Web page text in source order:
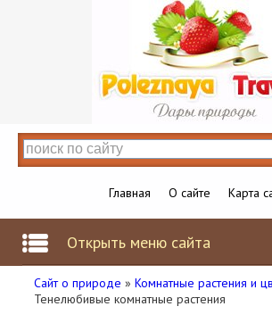
Главная О сайте Карта
Открыть меню сайта
Сайт о природе » Комнатные растения и
Тенелюбивые комнатные растения